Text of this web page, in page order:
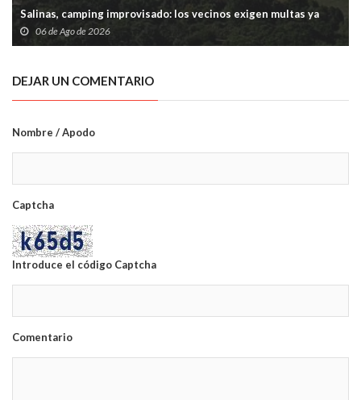
Salinas, camping improvisado: los vecinos exigen multas ya
06 de Ago de 2026
DEJAR UN COMENTARIO
Nombre / Apodo
Captcha
Introduce el código Captcha
Comentario